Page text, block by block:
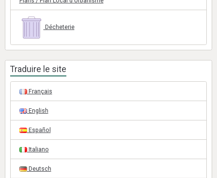
Décheterie
Traduire le site
Français
English
Español
Italiano
Deutsch